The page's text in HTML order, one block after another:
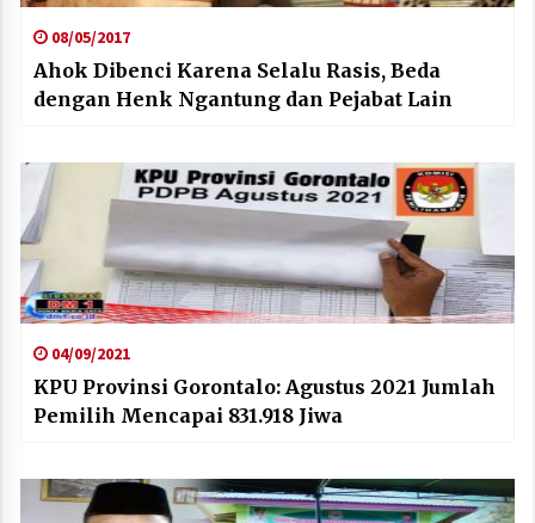
08/05/2017
Ahok Dibenci Karena Selalu Rasis, Beda
dengan Henk Ngantung dan Pejabat Lain
04/09/2021
KPU Provinsi Gorontalo: Agustus 2021 Jumlah
Pemilih Mencapai 831.918 Jiwa